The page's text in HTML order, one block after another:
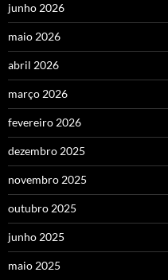
junho 2026
maio 2026
abril 2026
março 2026
fevereiro 2026
dezembro 2025
novembro 2025
outubro 2025
junho 2025
maio 2025